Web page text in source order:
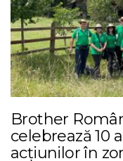
Brother
celebrează 10
acțiunilor în